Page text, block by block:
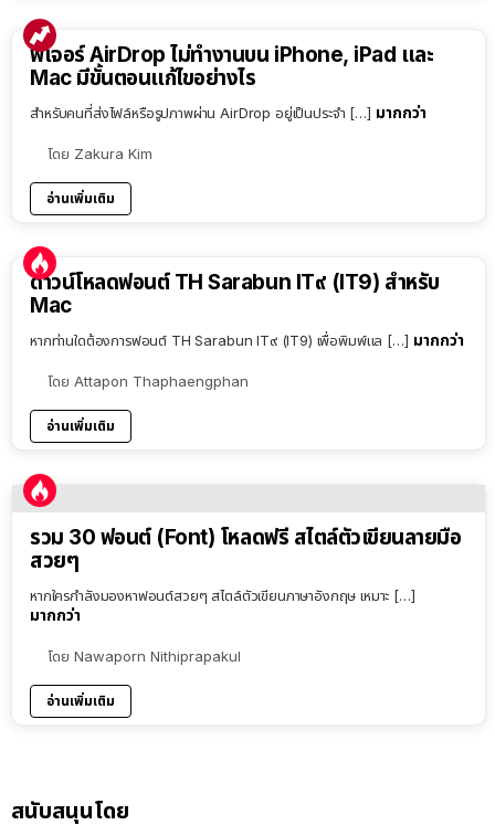
ฟีเจอร์ AirDrop ไม่ทำงานบน iPhone, iPad และ
Mac มีขั้นตอนแก้ไขอย่างไร
สำหรับคนที่ส่งไฟล์หรือรูปภาพผ่าน AirDrop อยู่เป็นประจำ […] มากกว่า
โดย Zakura Kim
อ่านเพิ่มเติม
ดาวน์โหลดฟอนต์ TH Sarabun IT๙ (IT9) สำหรับ
Mac
หากท่านใดต้องการฟอนต์ TH Sarabun IT๙ (IT9) เพื่อพิมพ์แล […] มากกว่า
โดย Attapon Thaphaengphan
อ่านเพิ่มเติม
รวม 30 ฟอนต์ (Font) โหลดฟรี สไตล์ตัวเขียนลายมือ
สวยๆ
หากใครกำลังมองหาฟอนต์สวยๆ สไตล์ตัวเขียนภาษาอังกฤษ เหมาะ […]
มากกว่า
โดย Nawaporn Nithiprapakul
อ่านเพิ่มเติม
สนับสนุนโดย